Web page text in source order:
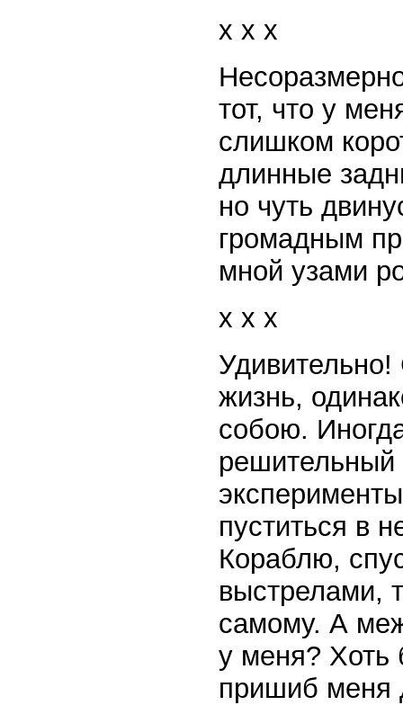
x x x
тот, что у
слишком
длинные
но чуть
громадным
мной узами
x x x
жизнь,
собою.
решительный
пуститься в
Кораблю,
выстрелами,
самому. А
у меня? Хоть
пришиб меня